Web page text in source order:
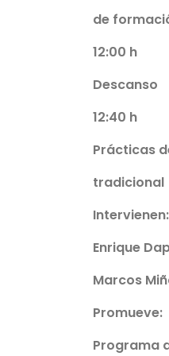
de
12:00 h
Descanso
12:40 h
Prácticas
tradicional
Intervienen:
Enrique
Marcos
Promueve:
Programa